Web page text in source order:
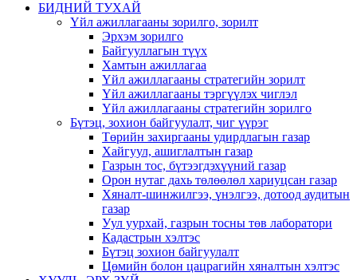
БИДНИЙ ТУХАЙ
Үйл ажиллагааны зорилго, зорилт
Эрхэм зорилго
Байгууллагын түүх
Хамтын ажиллагаа
Үйл ажиллагааны стратегийн зорилт
Үйл ажиллагааны тэргүүлэх чиглэл
Үйл ажиллагааны стратегийн зорилго
Бүтэц, зохион байгуулалт, чиг үүрэг
Төрийн захиргааны удирдлагын газар
Хайгуул, ашиглалтын газар
Газрын тос, бүтээгдэхүүний газар
Орон нутаг дахь төлөөлөл хариуцсан газар
Хяналт-шинжилгээ, үнэлгээ, дотоод аудитын
газар
Уул уурхай, газрын тосны төв лаборатори
Кадастрын хэлтэс
Бүтэц зохион байгуулалт
Цөмийн болон цацрагийн хяналтын хэлтэс